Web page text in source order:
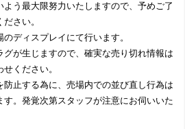
う最大限努力いたしますので、予めご了
さい。
ディスプレイにて行います。
が生じますので、確実な売り切れ情報は
ください。
防止する為に、売場内での並び直し行為は
。発覚次第スタッフが注意にお伺いいた